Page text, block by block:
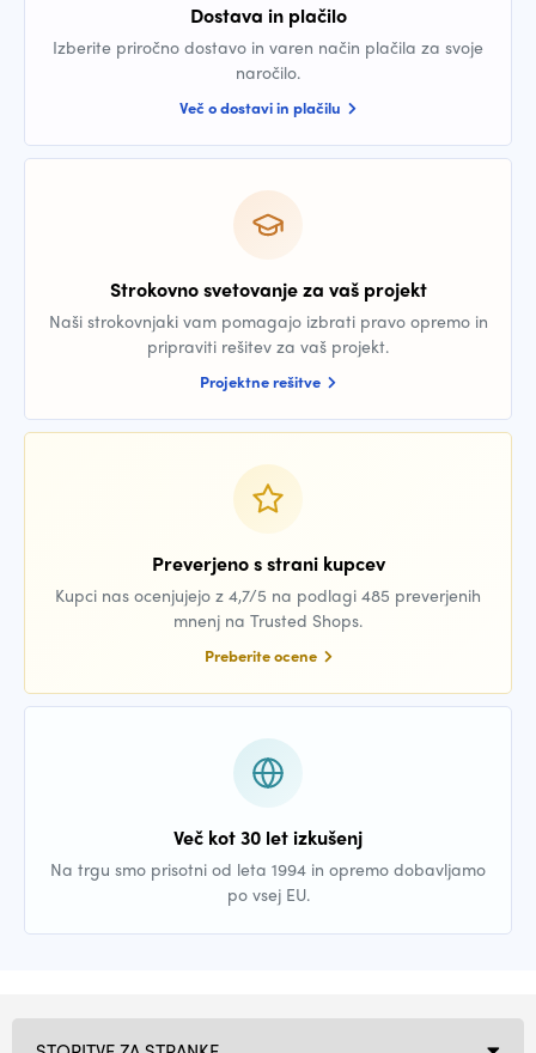
Dostava in plačilo
Izberite priročno dostavo in varen način plačila za svoje
naročilo.
Več o dostavi in plačilu
Strokovno svetovanje za vaš projekt
Naši strokovnjaki vam pomagajo izbrati pravo opremo in
pripraviti rešitev za vaš projekt.
Projektne rešitve
Preverjeno s strani kupcev
Kupci nas ocenjujejo z 4,7/5 na podlagi 485 preverjenih
mnenj na Trusted Shops.
Preberite ocene
Več kot 30 let izkušenj
Na trgu smo prisotni od leta 1994 in opremo dobavljamo
po vsej EU.